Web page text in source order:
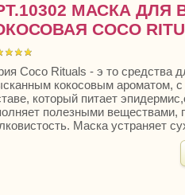
МАСКА ДЛЯ
COCO
Coco Rituals - э то средства
кокосовым ароматом,
который питает
полезными веществами,
Маска устраняет